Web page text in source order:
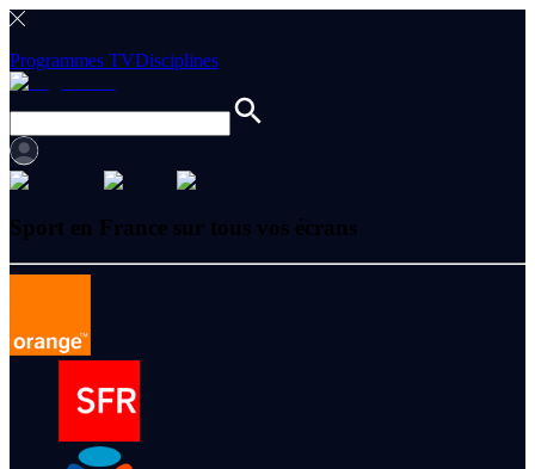
Programmes TVDisciplines
Sport en France sur tous vos écrans